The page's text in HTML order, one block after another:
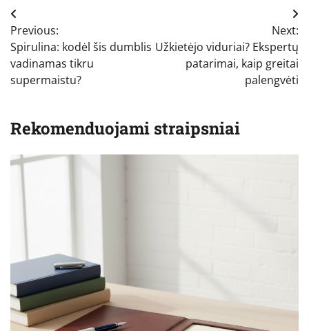
Navigacija
tarp
įrašų
Previous:
Spirulina: kodėl šis dumblis
vadinamas tikru
supermaistu?
Next:
Užkietėjo viduriai? Ekspertų
patarimai, kaip greitai
palengvėti
Rekomenduojami straipsniai